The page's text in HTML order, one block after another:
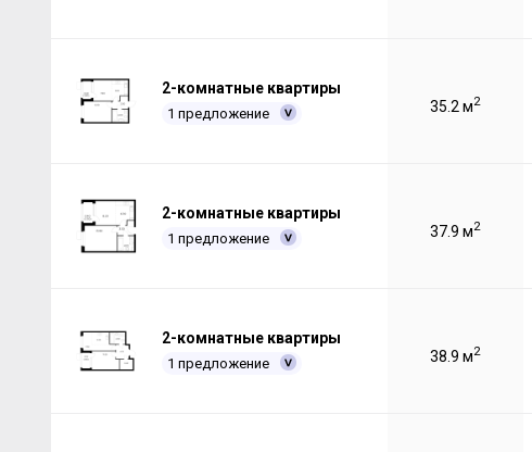
2-комнатные квартиры
1 предложение 35.2 м2
2-комнатные квартиры
1 предложение 37.9 м2
2-комнатные квартиры
1 предложение 38.9 м2